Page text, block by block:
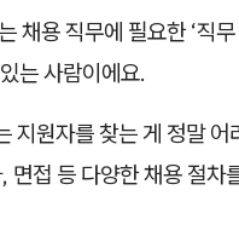
채용 직무에 필요한 ‘직
는 사람이에요.
지원자를 찾는 게 정말
면접 등 다양한 채용 절차